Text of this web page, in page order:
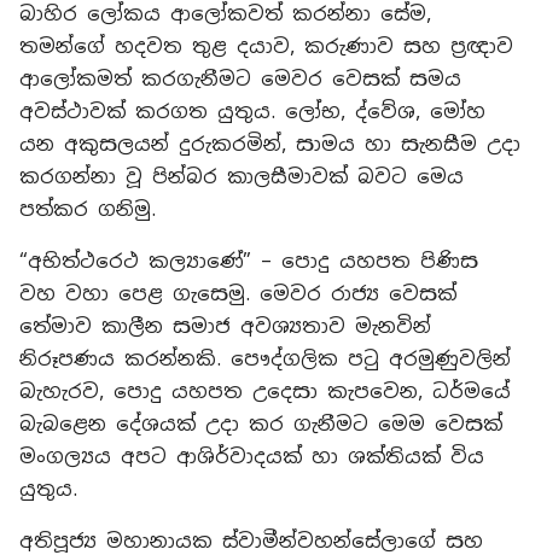
​බාහිර ලෝකය ආලෝකවත් කරන්නා සේම,
තමන්ගේ හදවත තුළ දයාව, කරුණාව සහ ප්‍රඥාව
ආලෝකමත් කරගැනීමට මෙවර වෙසක් සමය
අවස්ථාවක් කරගත යුතුය. ලෝභ, ද්වේශ, මෝහ
යන අකුසලයන් දුරුකරමින්, සාමය හා සැනසීම උදා
කරගන්නා වූ පින්බර කාලසීමාවක් බවට මෙය
පත්කර ගනිමු.
​“අභිත්ථරෙථ කල්‍යාණේ” – පොදු යහපත පිණිස
වහ වහා පෙළ ගැසෙමු. මෙවර රාජ්‍ය වෙසක්
තේමාව කාලීන සමාජ අවශ්‍යතාව මැනවින්
නිරූපණය කරන්නකි. පෞද්ගලික පටු අරමුණුවලින්
බැහැරව, පොදු යහපත උදෙසා කැපවෙන, ධර්මයේ
බැබළෙන දේශයක් උදා කර ගැනීමට මෙම වෙසක්
මංගල්‍යය අපට ආශිර්වාදයක් හා ශක්තියක් විය
යුතුය.
​අතිපූජ්‍ය මහානායක ස්වාමීන්වහන්සේලාගේ සහ